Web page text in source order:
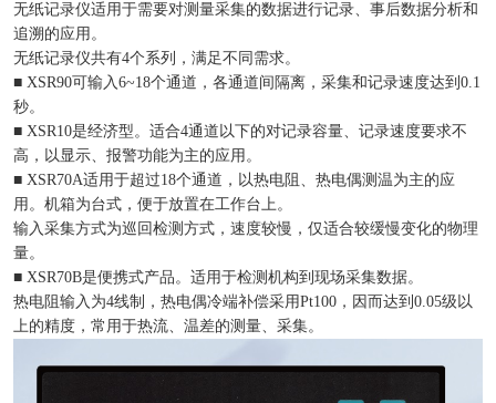
无纸记录仪适用于需要对测量采集的数据进行记录、事后数据分析和
追溯的应用。
无纸记录仪共有4个系列，满足不同需求。
■ XSR90可输入6~18个通道，各通道间隔离，采集和记录速度达到0.1
秒。
■ XSR10是经济型。适合4通道以下的对记录容量、记录速度要求不
高，以显示、报警功能为主的应用。
■ XSR70A适用于超过18个通道，以热电阻、热电偶测温为主的应
用。机箱为台式，便于放置在工作台上。
输入采集方式为巡回检测方式，速度较慢，仅适合较缓慢变化的物理
量。
■ XSR70B是便携式产品。适用于检测机构到现场采集数据。
热电阻输入为4线制，热电偶冷端补偿采用Pt100，因而达到0.05级以
上的精度，常用于热流、温差的测量、采集。